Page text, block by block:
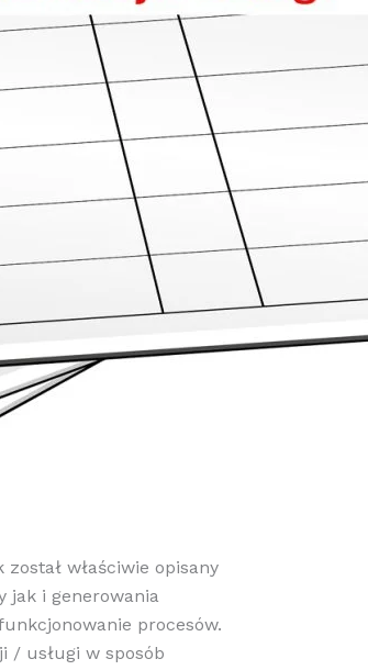
właściwie opisany
jak i generowania
procesów.
/ usługi w sposób